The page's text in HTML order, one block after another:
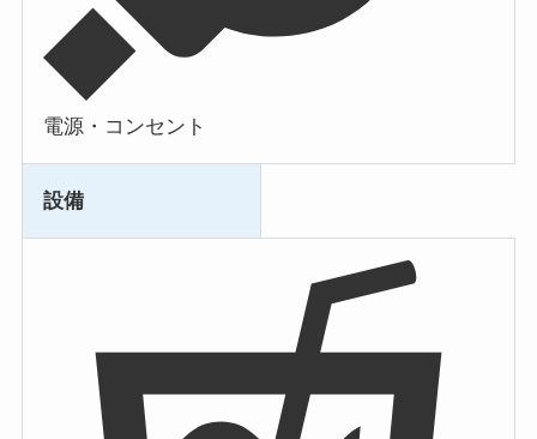
電源・コンセント
設備